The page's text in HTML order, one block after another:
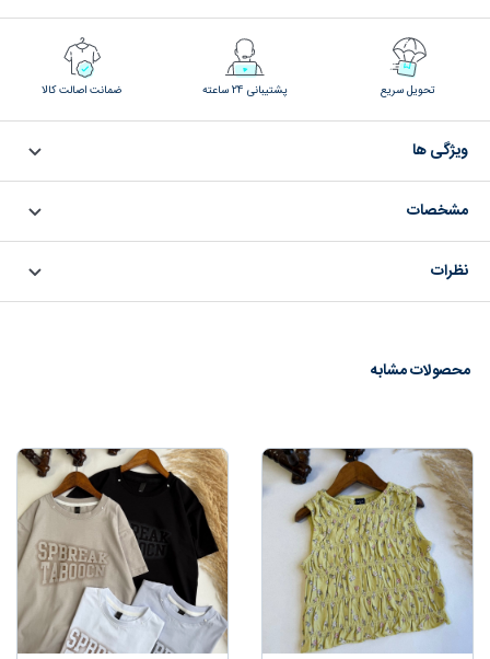
تحویل سریع پشتیبانی 24 ساعته ضمانت اصالت کالا
ویژگی ها
مشخصات
نظرات
محصولات مشابه